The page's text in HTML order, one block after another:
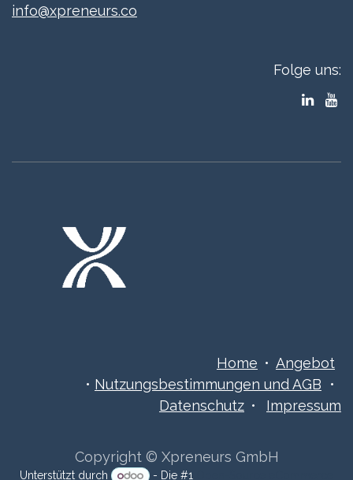
info@xpreneurs.co
Folge uns:
Home • Angebot
• Nutzungsbestimmungen ​​​und AGB •
Datenschutz • Impressum
Copyright © Xpreneurs GmbH
Unterstützt durch - Die #1